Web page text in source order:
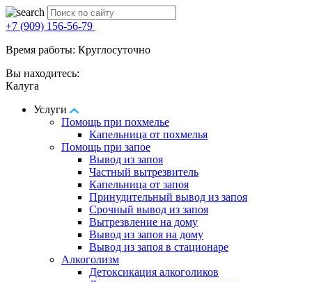
+7 (909) 156-56-79
Время работы: Круглосуточно
Вы находитесь:
Калуга
Услуги
Помощь при похмелье
Капельница от похмелья
Помощь при запое
Вывод из запоя
Частный вытрезвитель
Капельница от запоя
Принудительный вывод из запоя
Срочный вывод из запоя
Вытрезвление на дому
Вывод из запоя на дому
Вывод из запоя в стационаре
Алкоголизм
Детоксикация алкоголиков